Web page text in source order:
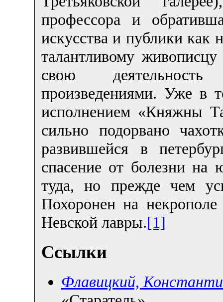
профессора и
искусства и публики как
талантливому
свою деятельность
произведениями. Уже в
исполнением «Княжны
сильно подорвано
развившейся в
спасение от болезни на
туда, но прежде чем
Похоронен на некрополе
Невской лавры.[1]
Ссылки
Флавицкий,